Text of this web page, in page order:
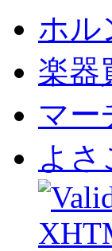
ホル
楽器
マー
よさ